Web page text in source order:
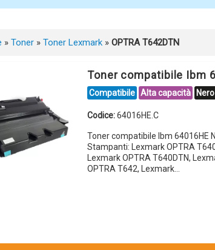
» Toner» Toner Lexmark» OPTRA T642DTN
Toner compatibile Ibm
Compatibile Alta capacità Nero
Codice:64016HE.C
Toner compatibile Ibm 64016HE
Stampanti: Lexmark OPTRA
Lexmark OPTRA T640DTN,
OPTRA T642, Lexmark…